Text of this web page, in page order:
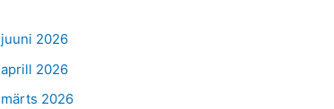
juuni 2026
aprill 2026
märts 2026